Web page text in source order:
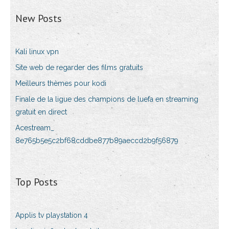
New Posts
Kali linux vpn
Site web de regarder des films gratuits
Meilleurs thèmes pour kodi
Finale de la ligue des champions de luefa en streaming
gratuit en direct
Acestream_
8e765b5e5c2bf68cddbe877b89aeccd2b9f56879
Top Posts
Applis tv playstation 4